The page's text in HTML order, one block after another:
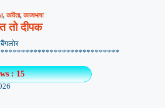
,कविता,काव्यभाषा
तो दीपक
: 15